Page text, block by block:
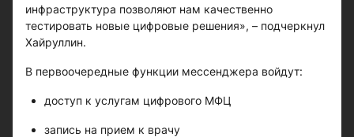
инфраструктура позволяют нам качественно
тестировать новые цифровые решения», – подчеркнул
Хайруллин.
В первоочередные функции мессенджера войдут:
доступ к услугам цифрового МФЦ
запись на прием к врачу